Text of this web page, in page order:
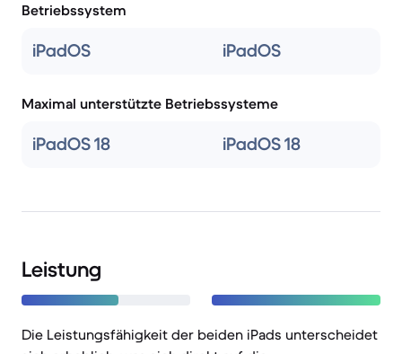
Betriebssystem
iPadOS iPadOS
Maximal unterstützte Betriebssysteme
iPadOS 18 iPadOS 18
Leistung
Die Leistungsfähigkeit der beiden iPads unterscheidet